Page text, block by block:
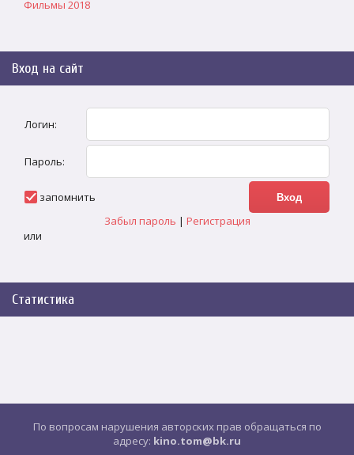
Фильмы 2018
Вход на сайт
Логин:
Пароль:
запомнить
Забыл пароль | Регистрация
или
Статистика
По вопросам нарушения авторских прав обращаться по
адресу: kino.tom@bk.ru